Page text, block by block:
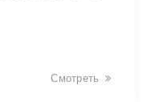
Смотреть